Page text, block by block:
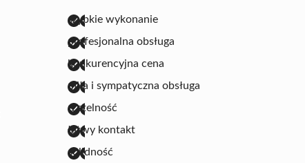
szybkie wykonanie
profesjonalna obsługa
konkurencyjna cena
miła i sympatyczna obsługa
rzetelność
łatwy kontakt
solidność